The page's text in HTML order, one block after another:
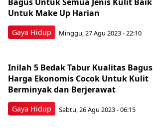
Gaya Hidup
Untuk Make Up Harian
Minggu, 27 Agu 2023 - 22:10
Gaya Hidup
Inilah 5 Bedak Tabur Kualitas Bagus
Harga Ekonomis Cocok Untuk Kulit
Berminyak dan Berjerawat
Sabtu, 26 Agu 2023 - 06:15